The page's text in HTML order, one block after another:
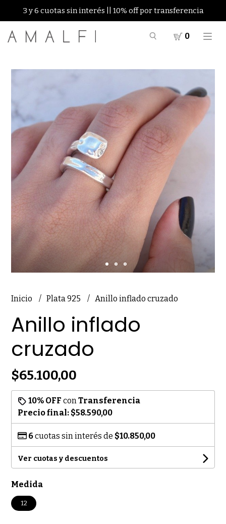
3 y 6 cuotas sin interés || 10% off por transferencia
0
Inicio Plata 925 Anillo inflado cruzado
Anillo inflado
cruzado
$65.100,00
10% OFF conTransferencia
Precio final: $58.590,00
6cuotas sin interés de $10.850,00
Ver cuotas y descuentos
Medida
12